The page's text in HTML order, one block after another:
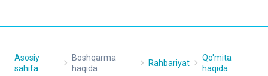
Asosiy
sahifa
Boshqarma
haqida
Rahbariyat
Qo'mita
haqida